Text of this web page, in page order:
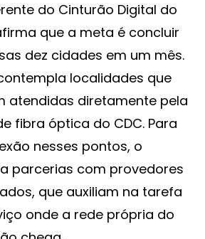
do Cinturão Digital do
que a meta é concluir
dez cidades em um mês.
localidades que
atendidas diretamente pela
fibra óptica do CDC. Para
nesses pontos, o
parcerias com provedores
que auxiliam na tarefa
onde a rede própria do